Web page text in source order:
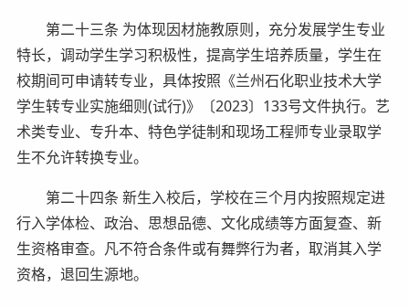
第二十三条 为体现因材施教原则，充分发展学生专业
特长，调动学生学习积极性，提高学生培养质量，学生在
校期间可申请转专业，具体按照《兰州石化职业技术大学
学生转专业实施细则(试行)》〔2023〕133号文件执行。艺
术类专业、专升本、特色学徒制和现场工程师专业录取学
生不允许转换专业。
第二十四条 新生入校后，学校在三个月内按照规定进
行入学体检、政治、思想品德、文化成绩等方面复查、新
生资格审查。凡不符合条件或有舞弊行为者，取消其入学
资格，退回生源地。